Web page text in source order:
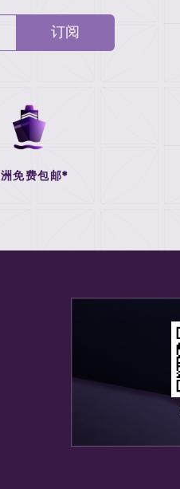
订阅
免费包邮*